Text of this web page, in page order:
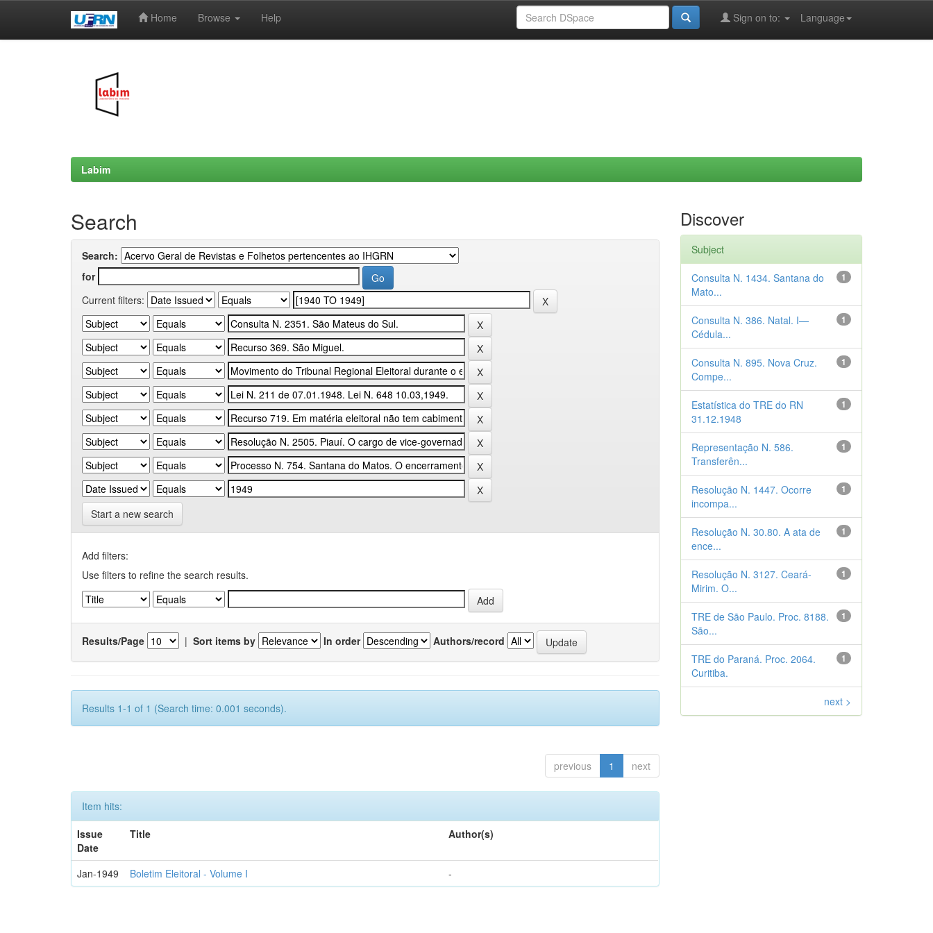
Home Browse Help Language
Sign on to:
Labim
Search
Search:
for
Current filters:
Start a new search
Add filters:
Use filters to refine the search results.
Results/Page | Sort items by In order Authors/record
Results 1-1 of 1 (Search time: 0.001 seconds).
previous 1 next
Item hits:
Issue
Date
Title Author(s)
Jan-1949 Boletim Eleitoral - Volume I -
Discover
Subject
1
Consulta N. 1434. Santana do
Mato...
1
Consulta N. 386. Natal. I—
Cédula...
1
Consulta N. 895. Nova Cruz.
Compe...
1
Estatística do TRE do RN
31.12.1948
1
Representação N. 586.
Transferên...
1
Resolução N. 1447. Ocorre
incompa...
1
Resolução N. 30.80. A ata de
ence...
1
Resolução N. 3127. Ceará-
Mirim. O...
1
TRE de São Paulo. Proc. 8188.
São...
1
TRE do Paraná. Proc. 2064.
Curitiba.
next >